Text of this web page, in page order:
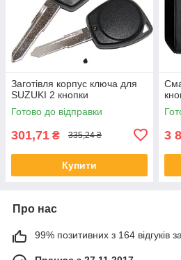
Заготівля корпус ключа для
SUZUKI 2 кнопки
Готово до відправки
301,71 ₴ 335,24 ₴
Купити
3
Про нас
99% позитивних з 164 відгуків